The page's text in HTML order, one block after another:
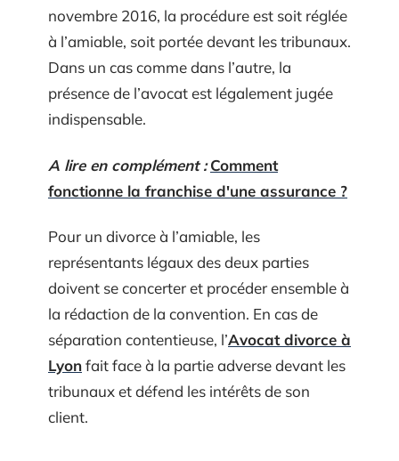
novembre 2016, la procédure est soit réglée
à l’amiable, soit portée devant les tribunaux.
Dans un cas comme dans l’autre, la
présence de l’avocat est légalement jugée
indispensable.
A lire en complément : Comment
fonctionne la franchise d'une assurance ?
Pour un divorce à l’amiable, les
représentants légaux des deux parties
doivent se concerter et procéder ensemble à
la rédaction de la convention. En cas de
séparation contentieuse, l’Avocat divorce à
Lyonfait face à la partie adverse devant les
tribunaux et défend les intérêts de son
client.